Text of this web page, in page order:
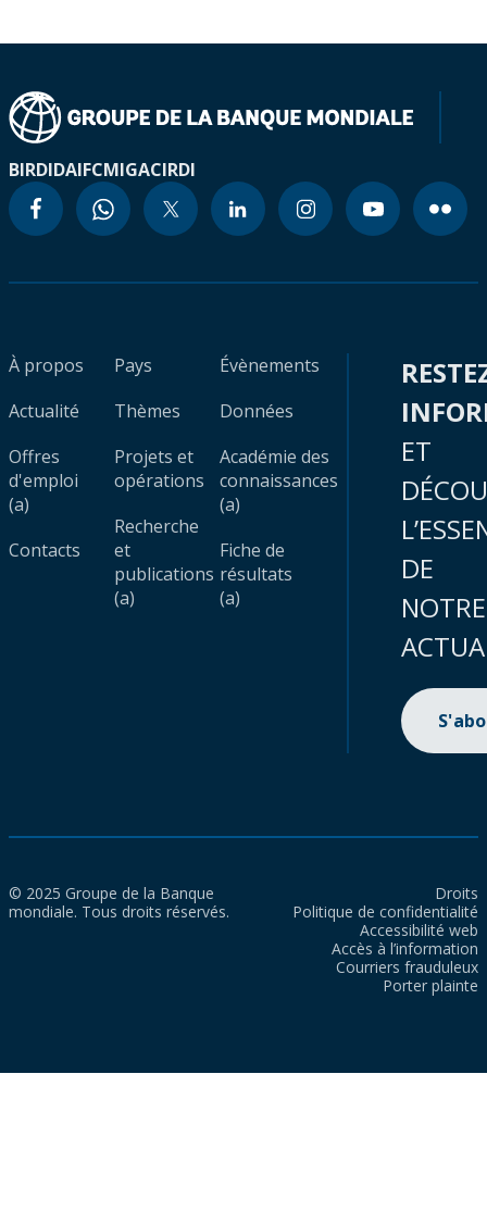
BIRDIDAIFCMIGACIRDI
À propos
Actualité
Offres
d'emploi
(a)
Contacts
Pays
Thèmes
Projets et
opérations
Recherche
et
publications
(a)
Évènements
Données
Académie des
connaissances
(a)
Fiche de
résultats
(a)
ET
DE
NOTRE
© 2025 Groupe de la Banque
mondiale. Tous droits réservés.
Droits
Politique de confidentialité
Accessibilité web
Accès à l’information
Courriers frauduleux
Porter plainte